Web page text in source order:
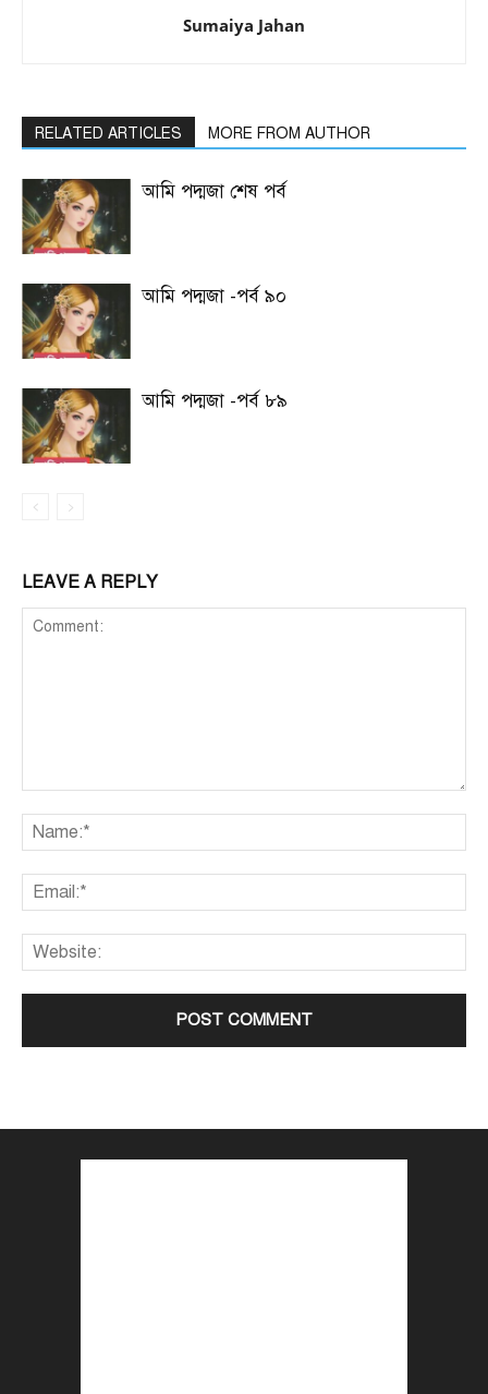
Sumaiya Jahan
RELATED ARTICLES MORE FROM AUTHOR
আমি পদ্মজা শেষ পর্ব
আমি পদ্মজা -পর্ব ৯০
আমি পদ্মজা -পর্ব ৮৯
LEAVE A REPLY